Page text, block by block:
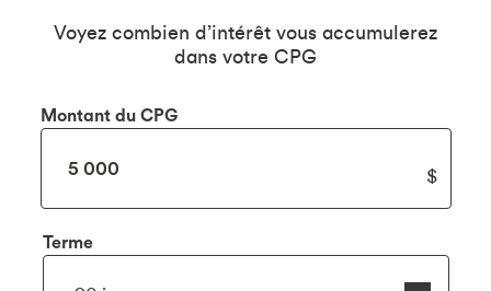
Voyez combien d’intérêt vous accumulerez
dans votre CPG
Montant du CPG
Terme